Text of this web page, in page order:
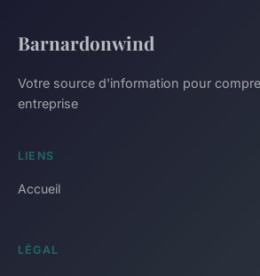
Barnardonwind
Votre source d'information pour
entreprise
LIENS
Accueil
LÉGAL